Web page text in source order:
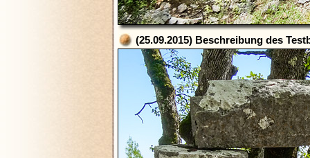
(25.09.2015) Beschreibung des